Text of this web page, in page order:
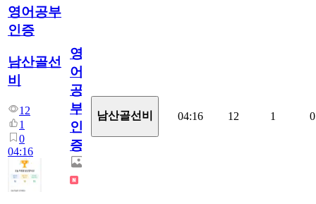
영어공부
인증
남산골선
비
12
1
0
04:16
영
어
공
부
인
증
남산골선비 04:16 12 1 0